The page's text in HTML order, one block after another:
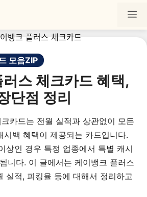
모음ZIP
스 체크카드 혜택,
단점 정리
카드는 전월 실적과 상관없이 모든
시백 혜택이 제공되는 카드입니다.
상인 경우 특정 업종에서 특별 캐시
니다. 이 글에서는 케이뱅크 플러스
실적, 피킹율 등에 대해서 정리하고